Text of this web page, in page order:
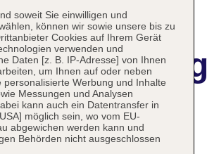
Inn
soweit Sie einwilligen und
können wir sowie unsere bis zu
Cookies auf Ihrem Gerät
verwenden und
Daten [z. B. IP-Adresse] von Ihnen
um Ihnen auf oder neben
personalisierte Werbung und Inhalte
Messungen und Analysen
kann auch ein Datentransfer in
möglich sein, wo vom EU-
abgewichen werden kann und
Behörden nicht ausgeschlossen